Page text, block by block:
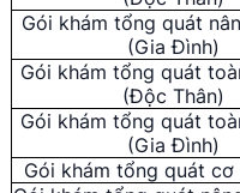
Gói khám tổng quát
(Gia Đình)
Gói khám tổng quát
(Độc Thân)
Gói khám tổng quát
(Gia Đình)
Gói khám tổng quát cơ